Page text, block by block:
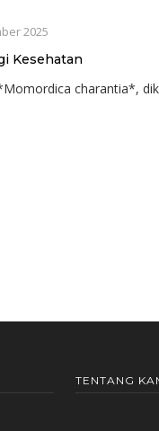
2025
Kesehatan
charantia*,
TENTANG